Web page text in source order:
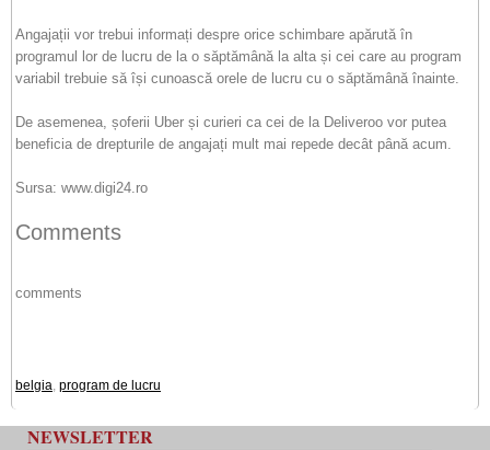
Angajații vor trebui informați despre orice schimbare apărută în
programul lor de lucru de la o săptămână la alta și cei care au program
variabil trebuie să își cunoască orele de lucru cu o săptămână înainte.
De asemenea, șoferii Uber și curieri ca cei de la Deliveroo vor putea
beneficia de drepturile de angajați mult mai repede decât până acum.
Sursa: www.digi24.ro
Comments
comments
belgia, program de lucru
NEWSLETTER